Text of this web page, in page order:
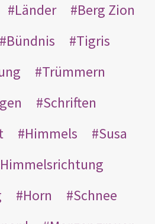
Länder
Berg Zion
Bündnis
Tigris
Trümmern
Schriften
Himmels
Susa
Himmelsrichtung
Horn
Schnee